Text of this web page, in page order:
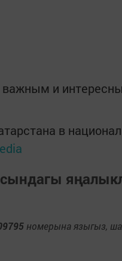
и
в
номерына языгыз,